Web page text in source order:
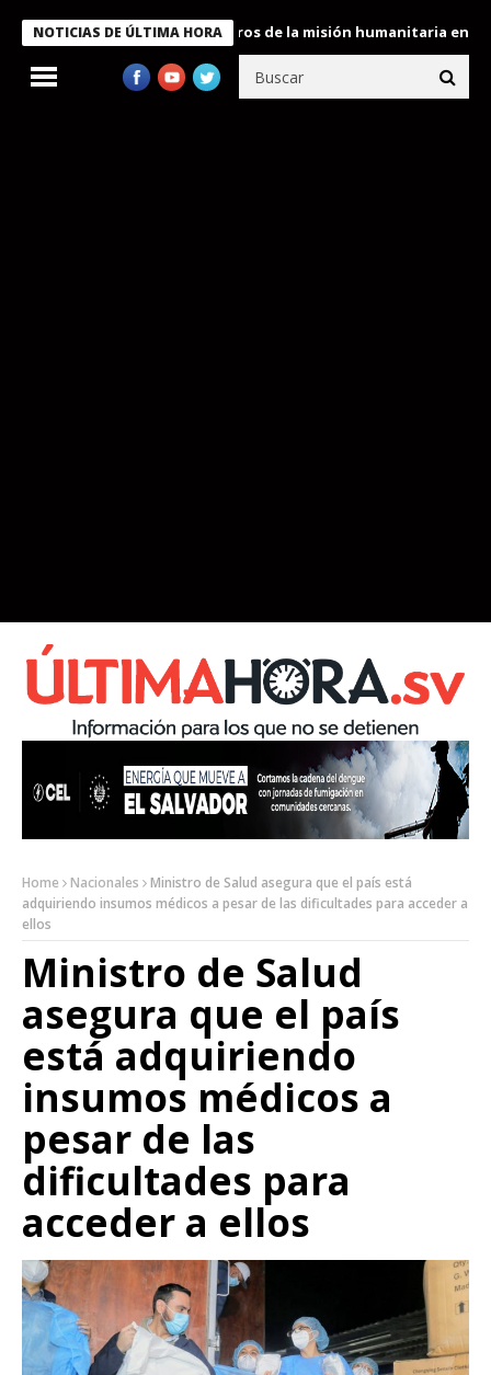
NOTICIAS DE ÚLTIMA HORA
condecora a miembros de la misión humanitaria enviada a
Home Nacionales
Ministro de Salud asegura que el país está
adquiriendo insumos médicos a pesar de las dificultades para acceder a
ellos
Ministro de Salud
asegura que el país
está adquiriendo
insumos médicos a
pesar de las
dificultades para
acceder a ellos